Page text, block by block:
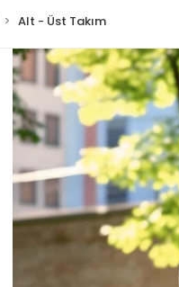
Alt - Üst Takım